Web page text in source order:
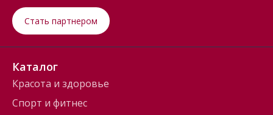
Стать партнером
Каталог
Красота и здоровье
Спорт и фитнес